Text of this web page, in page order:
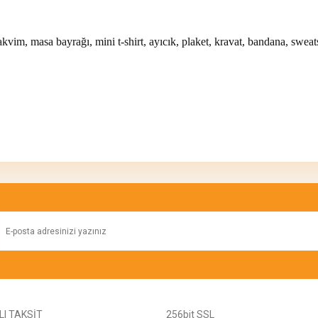
masa bayrağı, mini t-shirt, ayıcık, plaket, kravat, bandana,
Yorum Yaz
TAKSİT 256bit SSL